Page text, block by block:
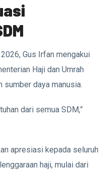
Gus Irfan mengakui
Haji dan Umrah
sumber daya manusia.
dari semua SDM,”
apresiasi kepada seluruh
haji, mulai dari